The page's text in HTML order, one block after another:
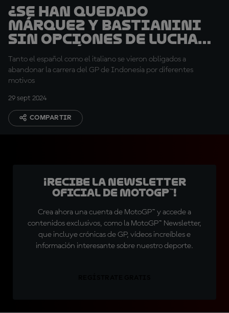
¿Se han quedado
Márquez y Bastianini
sin opciones de luchar
por el título?
Tanto el español como el italiano se vieron obligados a
abandonar la carrera del GP de Indonesia por diferentes
motivos
29 sept 2024
COMPARTIR
¡Recibe la Newsletter
oficial de MotoGP™!
Crea ahora una cuenta de MotoGP™ y accede a
contenidos exclusivos, como la MotoGP™ Newsletter,
que incluye crónicas de GP, vídeos increíbles e
información interesante sobre nuestro deporte.